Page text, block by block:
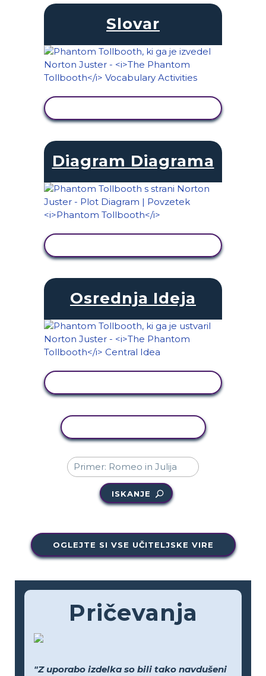
Slovar
Diagram Diagrama
Osrednja Ideja
ISKANJE
OGLEJTE SI VSE UČITELJSKE VIRE
Pričevanja
"Z uporabo izdelka so bili tako navdušeni